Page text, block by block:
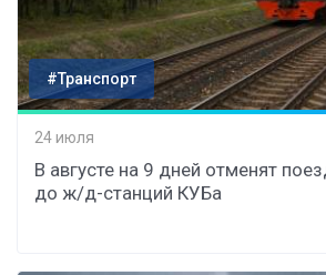
#Транспорт
24 июля
В августе на 9 дней отменят
до ж/д-станций КУБа